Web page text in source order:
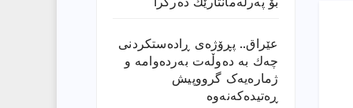
عێراق.. پڕۆژەی ڕادەستكردنی
چەك بە دەوڵەت بەردەوامە و
ژمارەیەک گرووپیش
ڕەتیدەکەنەوە